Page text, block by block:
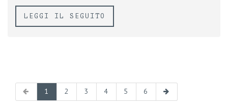
LEGGI IL SEGUITO
1 2 3 4 5 6